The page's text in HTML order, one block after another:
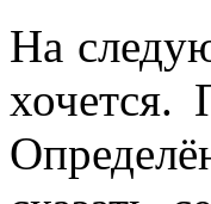
На
хочется.